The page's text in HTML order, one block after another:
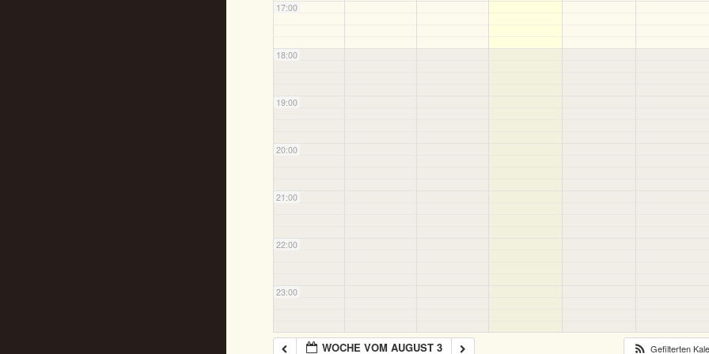
17:00
18:00
19:00
20:00
21:00
22:00
23:00
WOCHE VOM AUGUST 3 Gefilterten